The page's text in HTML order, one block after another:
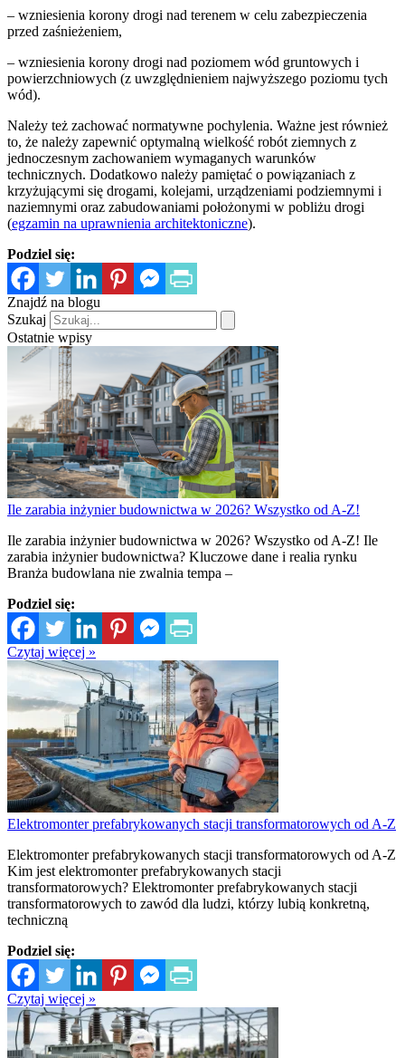
– wzniesienia korony drogi nad terenem w celu zabezpieczenia
przed zaśnieżeniem,
– wzniesienia korony drogi nad poziomem wód gruntowych i
powierzchniowych (z uwzględnieniem najwyższego poziomu tych
wód).
Należy też zachować normatywne pochylenia. Ważne jest również
to, że należy zapewnić optymalną wielkość robót ziemnych z
jednoczesnym zachowaniem wymaganych warunków
technicznych. Dodatkowo należy pamiętać o powiązaniach z
krzyżującymi się drogami, kolejami, urządzeniami podziemnymi i
naziemnymi oraz zabudowaniami położonymi w pobliżu drogi
(egzamin na uprawnienia architektoniczne).
Podziel się:
Znajdź na blogu
Szukaj
Ostatnie wpisy
Ile zarabia inżynier budownictwa w 2026? Wszystko od A-Z!
Ile zarabia inżynier budownictwa w 2026? Wszystko od A-Z! Ile
zarabia inżynier budownictwa? Kluczowe dane i realia rynku
Branża budowlana nie zwalnia tempa –
Podziel się:
Czytaj więcej »
Elektromonter prefabrykowanych stacji transformatorowych od A-Z
Elektromonter prefabrykowanych stacji transformatorowych od A-Z
Kim jest elektromonter prefabrykowanych stacji
transformatorowych? Elektromonter prefabrykowanych stacji
transformatorowych to zawód dla ludzi, którzy lubią konkretną,
techniczną
Podziel się:
Czytaj więcej »